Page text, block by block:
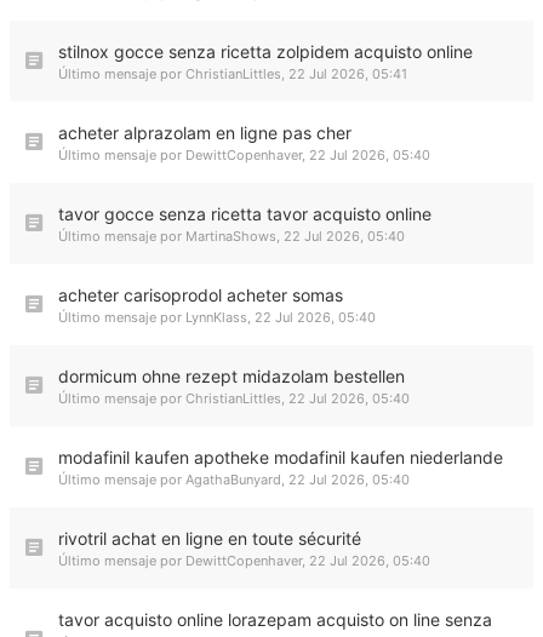
stilnox gocce senza ricetta zolpidem acquisto online
Último mensaje por ChristianLittles, 22 Jul 2026, 05:41
acheter alprazolam en ligne pas cher
Último mensaje por DewittCopenhaver, 22 Jul 2026, 05:40
tavor gocce senza ricetta tavor acquisto online
Último mensaje por MartinaShows, 22 Jul 2026, 05:40
acheter carisoprodol acheter somas
Último mensaje por LynnKlass, 22 Jul 2026, 05:40
dormicum ohne rezept midazolam bestellen
Último mensaje por ChristianLittles, 22 Jul 2026, 05:40
modafinil kaufen apotheke modafinil kaufen niederlande
Último mensaje por AgathaBunyard, 22 Jul 2026, 05:40
rivotril achat en ligne en toute sécurité
Último mensaje por DewittCopenhaver, 22 Jul 2026, 05:40
tavor acquisto online lorazepam acquisto on line senza